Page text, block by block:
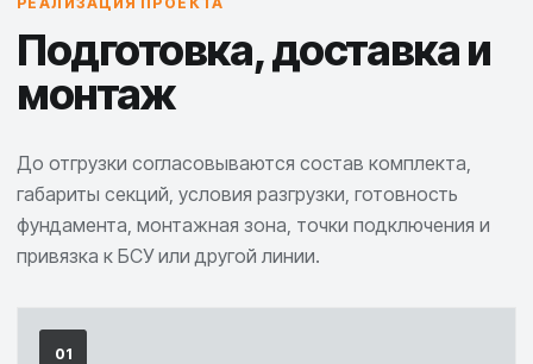
Подготовка, доставка и
монтаж
До отгрузки согласовываются состав комплекта,
габариты секций, условия разгрузки, готовность
фундамента, монтажная зона, точки подключения и
привязка к БСУ или другой линии.
01